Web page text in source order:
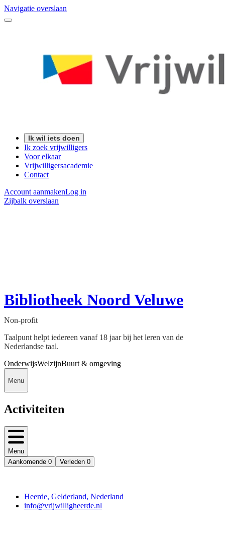
Navigatie overslaan
Ik wil iets doen
Ik zoek vrijwilligers
Voor elkaar
Vrijwilligersacademie
Contact
Account aanmakenLog in
Zijbalk overslaan
Bibliotheek Noord Veluwe
Non-profit
Taalpunt helpt iedereen vanaf 18 jaar bij het leren van de
Nederlandse taal.
OnderwijsWelzijnBuurt & omgeving
Menu
Activiteiten
Menu
Aankomende 0 Verleden 0
Heerde, Gelderland, Nederland
info@vrijwilligheerde.nl